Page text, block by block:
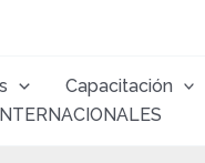
Capacitación